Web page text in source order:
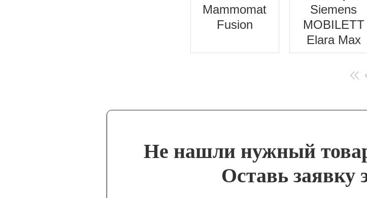
Mammomat
Fusion
Siemens
MOBILETT
Elara Max
Не нашли нужный
Оставь заявку